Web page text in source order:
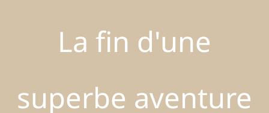
La fin d'une
superbe aventure